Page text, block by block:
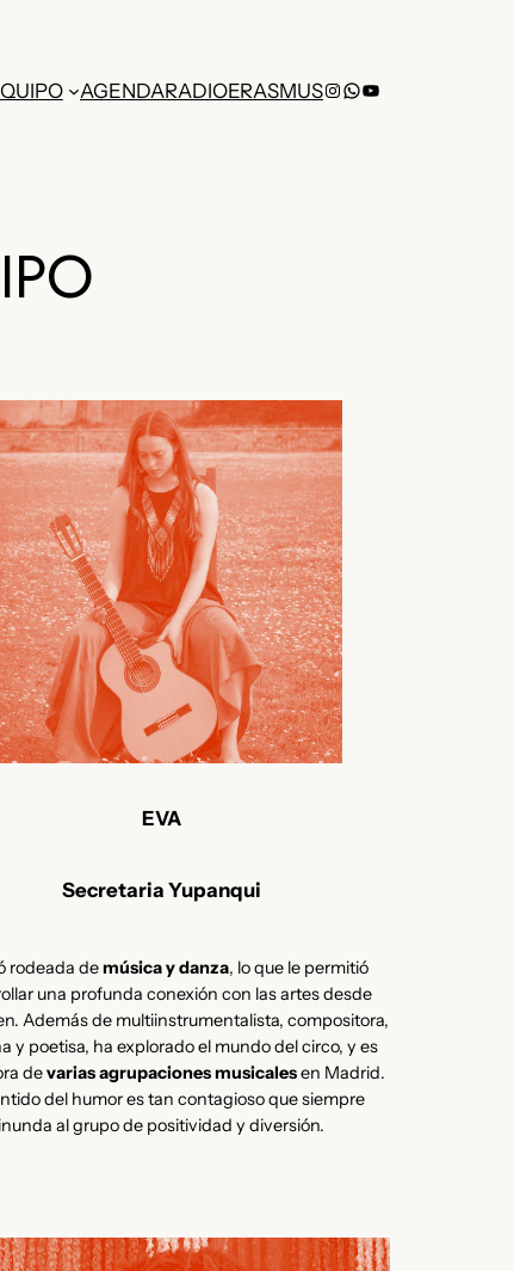
AGENDARADIOERASMUSInstagram
WhatsApp
YouTube
EVA
Secretaria Yupanqui
rodeada demúsica y danza, lo que le permitió
una profunda conexión con las artes desde
Además de multiinstrumentalista, compositora,
y poetisa, ha explorado el mundo del circo, y es
devarias agrupaciones musicalesen Madrid.
del humor es tan contagioso que siempre
inunda al grupo de positividad y diversión.